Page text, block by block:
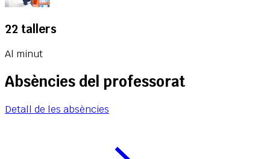
22 tallers
Al minut
Absències del professorat
Detall de les absències